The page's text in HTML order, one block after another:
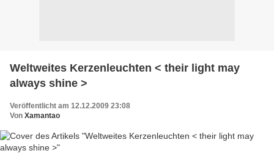
Weltweites Kerzenleuchten < their light may
always shine >
Veröffentlicht am 12.12.2009 23:08
Von Xamantao